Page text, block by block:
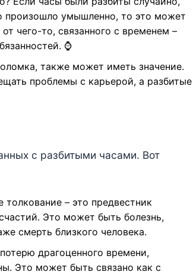
произошло умышленно, то это может
чего-то, связанного с временем –
⌚️
также может иметь значение.
проблемы с карьерой, а разбитые
с разбитыми часами. Вот
– это предвестник
Это может быть болезнь,
смерть близкого человека.
драгоценного времени,
Это может быть связано как с